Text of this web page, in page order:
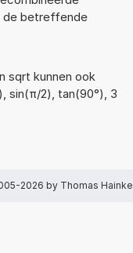
de betreffende
sqrt kunnen ook
sin(π/2), tan(90°), 3
2026 by Thomas Hainke